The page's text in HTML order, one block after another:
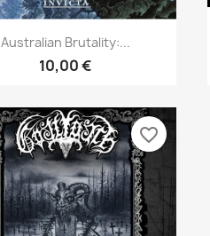
Aperçu rapide
Australian Brutality:...
10,00 €
favorite_border